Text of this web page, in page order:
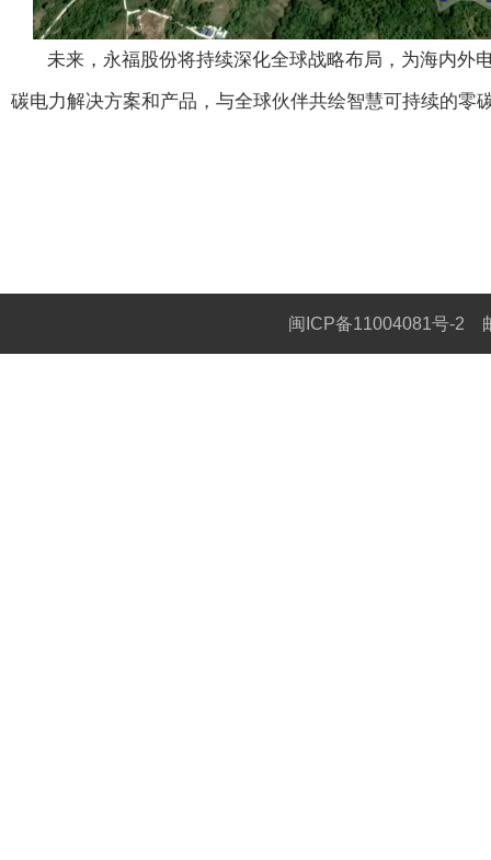
未来，永福股份将持续深化全球战略布局，为海内外
碳电力解决方案和产品，与全球伙伴共绘智慧可持续的零
闽ICP备11004081号-2